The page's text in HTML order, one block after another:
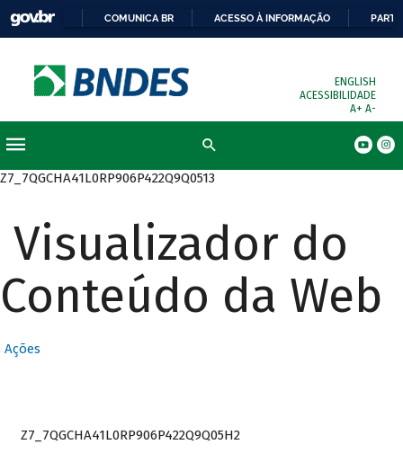
COMUNICA BR ACESSO À INFORMAÇÃO
ENGLISH
ACESSIBILIDADE
A+ A-
Z7_7QGCHA41L0RP906P422Q9Q0513
Visualizador do
Conteúdo da Web
Ações
Z7_7QGCHA41L0RP906P422Q9Q05H2